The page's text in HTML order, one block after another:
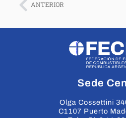
ANTERIOR
Sede
Olga Cossettini
C1107 Puerto